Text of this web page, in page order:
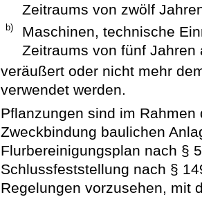
Zeitraums von zwölf
b)
Maschinen, technische
Zeitraums von fünf Jahren
veräußert oder nicht mehr
verwendet werden.
Pflanzungen sind im
Zweckbindung baulichen
Flurbereinigungsplan nach §
Schlussfeststellung nach §
Regelungen vorzusehen, mit